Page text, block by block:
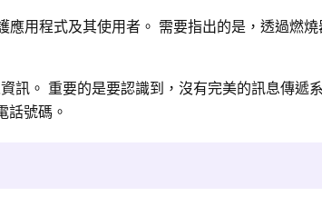
用程式及其使用者。 需要指出的是，透過燃
訊。 重要的是要認識到，沒有完美的訊息傳遞
話號碼。